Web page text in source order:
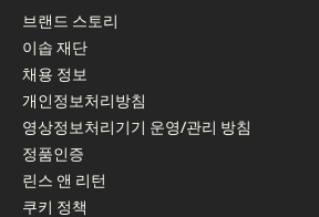
브랜드 스토리
이솝 재단
채용 정보
개인정보처리방침
영상정보처리기기 운영/관리 방침
정품인증
린스 앤 리턴
쿠키 정책